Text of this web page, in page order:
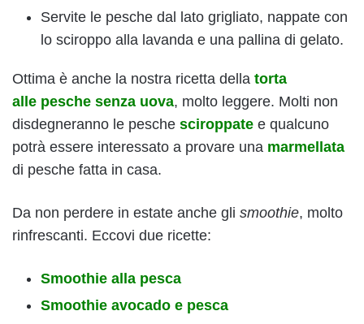
Servite le pesche dal lato grigliato, nappate con
lo sciroppo alla lavanda e una pallina di gelato.
Ottima è anche la nostra ricetta della torta
alle pesche senza uova, molto leggere. Molti non
disdegneranno le pesche sciroppate e qualcuno
potrà essere interessato a provare una marmellata
di pesche fatta in casa.
Da non perdere in estate anche gli smoothie, molto
rinfrescanti. Eccovi due ricette:
Smoothie alla pesca
Smoothie avocado e pesca